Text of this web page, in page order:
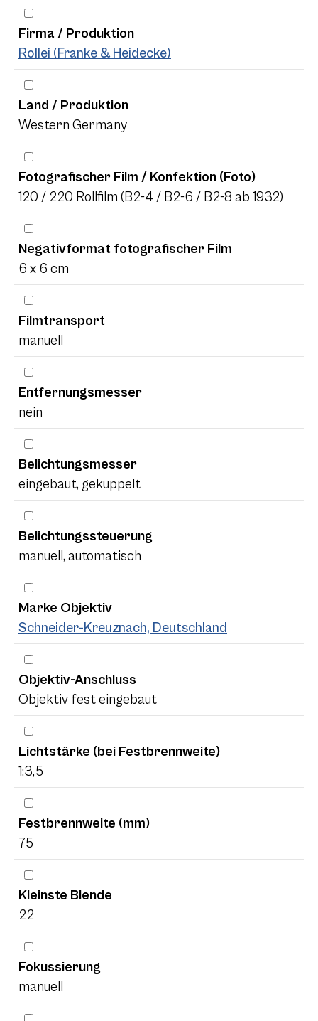
Firma / Produktion
Rollei (Franke & Heidecke)
Land / Produktion
Western Germany
Fotografischer Film / Konfektion (Foto)
120 / 220 Rollfilm (B2-4 / B2-6 / B2-8 ab 1932)
Negativformat fotografischer Film
6 x 6 cm
Filmtransport
manuell
Entfernungsmesser
nein
Belichtungsmesser
eingebaut, gekuppelt
Belichtungssteuerung
manuell, automatisch
Marke Objektiv
Schneider-Kreuznach, Deutschland
Objektiv-Anschluss
Objektiv fest eingebaut
Lichtstärke (bei Festbrennweite)
1:3,5
Festbrennweite (mm)
75
Kleinste Blende
22
Fokussierung
manuell